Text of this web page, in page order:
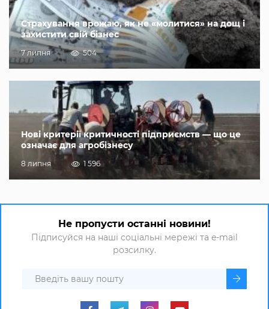
Страхування врожаю, як не «молитися» на дощ і
захистити свій бізнес
7 липня 504
Нові критерії критичності підприємств — що це
означає для агробізнесу
8 липня 1 596
Не пропусти останні новини!
Підписуйся на наші соціальні мережі та e-mail
розсилку.